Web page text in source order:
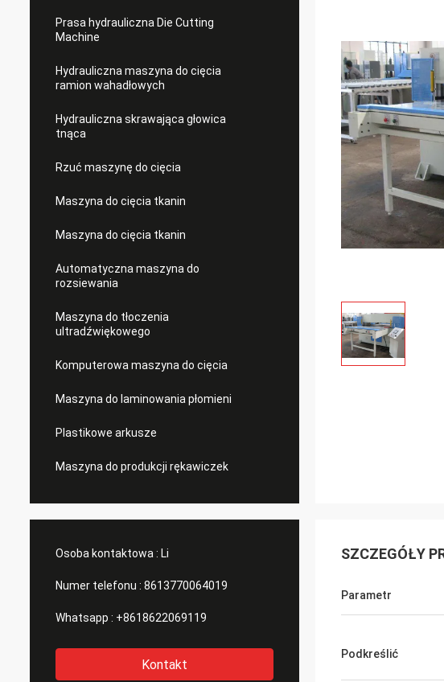
Prasa hydrauliczna Die Cutting
Machine
Hydrauliczna maszyna do cięcia
ramion wahadłowych
Hydrauliczna skrawająca głowica
tnąca
Rzuć maszynę do cięcia
Maszyna do cięcia tkanin
Maszyna do cięcia tkanin
Automatyczna maszyna do
rozsiewania
Maszyna do tłoczenia
ultradźwiękowego
Komputerowa maszyna do cięcia
Maszyna do laminowania płomieni
Plastikowe arkusze
Maszyna do produkcji rękawiczek
Osoba kontaktowa : Li
Numer telefonu : 8613770064019
Whatsapp : +8618622069119
Kontakt
SZCZEGÓŁY
Parametr
Podkreślić